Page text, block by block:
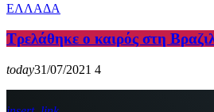
ΕΛΛΑΔΑ
Τρελάθηκε ο καιρός στη
today31/07/2021 4